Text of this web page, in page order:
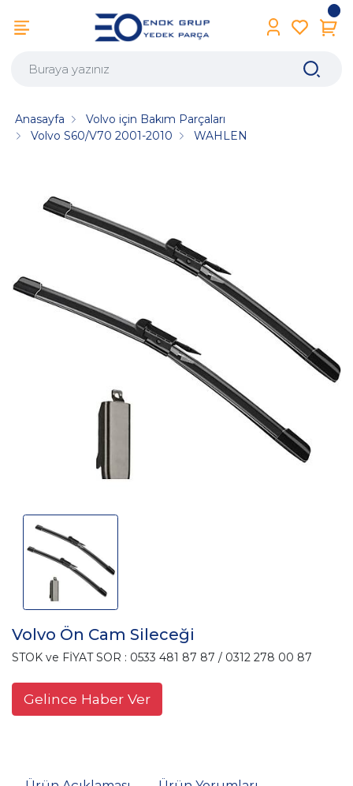
Anasayfa
Volvo için Bakım Parçaları
Volvo S60/V70 2001-2010
WAHLEN
Volvo Ön Cam Sileceği
STOK ve FİYAT SOR : 0533 481 87 87 / 0312 278 00 87
Gelince Haber Ver